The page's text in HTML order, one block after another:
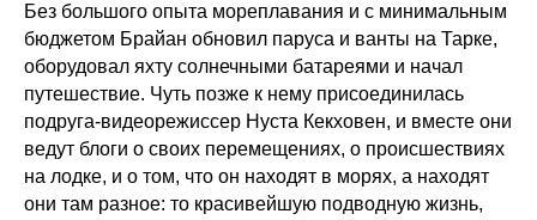
Без большого опыта мореплавания и с минимальным
бюджетом Брайан обновил паруса и ванты на Тарке,
оборудовал яхту солнечными батареями и начал
путешествие. Чуть позже к нему присоединилась
подруга-видеорежиссер Нуста Кекховен, и вместе они
ведут блоги о своих перемещениях, о происшествиях
на лодке, и о том, что он находят в морях, а находят
они там разное: то красивейшую подводную жизнь,